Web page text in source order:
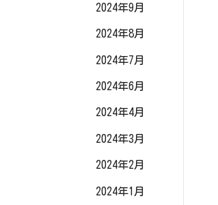
2024年9月
2024年8月
2024年7月
2024年6月
2024年4月
2024年3月
2024年2月
2024年1月